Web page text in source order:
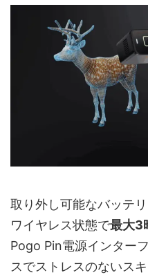
取り外し可能なバッテ
ワイヤレス状態で最大3
Pogo Pin電源インター
スでストレスのないス